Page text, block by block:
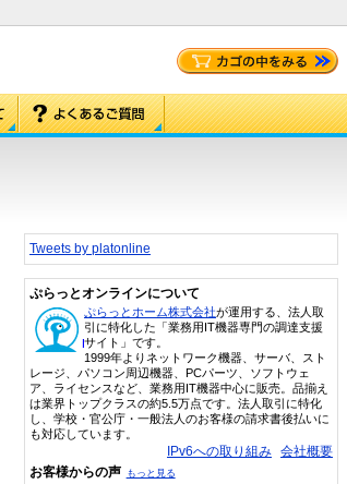
Tweets by platonline
ぷらっとオンラインについて
ぷらっとホーム株式会社が運用する、法人取
引に特化した「業務用IT機器専門の調達支援
サイト」です。
1999年よりネットワーク機器、サーバ、スト
レージ、パソコン周辺機器、PCパーツ、ソフトウェ
ア、ライセンスなど、業務用IT機器中心に販売。品揃え
は業界トップクラスの約5.5万点です。法人取引に特化
し、学校・官公庁・一般法人のお客様の請求書後払いに
も対応しています。
IPv6への取り組み 会社概要
お客様からの声 もっと見る